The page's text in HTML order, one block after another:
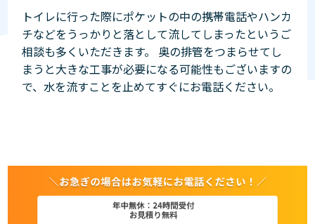
トイレに行った際にポケットの中の携帯電話やハンカ
チなどをうっかりと落として流してしまったというご
相談も多くいただきます。 奥の排管をつまらせてし
まうと大きな工事が必要になる可能性もございますの
で、水を流すことを止めてすぐにお電話ください。